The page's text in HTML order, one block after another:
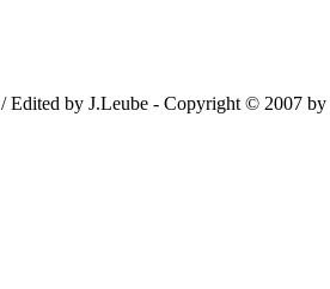
/ Edited by J.Leube - Copyright © 2007 by